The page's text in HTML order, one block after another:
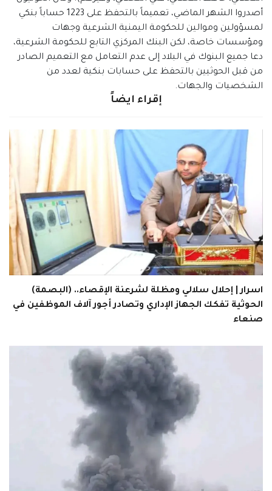
أصدروا الشهر الماضي، تعميماً بالتحفظ على 1223 حساباً بنكي
لمسؤولين وموالين للحكومة اليمنية الشرعية وجهات
ومؤسسات خاصة، لكن البنك المركزي التابع للحكومة الشرعية،
دعا جميع البنوك في البلاد إلى عدم التعامل مع التعميم الصادر
من قبل الحوثيين بالتحفظ على حسابات بنكية لعدد من
الشخصيات والجهات.
إقراء ايضاً
اسرار | إحلال سلالي ومظلة لشرعنة الإقصاء.. (البصمة)
الحوثية تفكك الجهاز الإداري وتصادر أجور آلاف الموظفين في
صنعاء